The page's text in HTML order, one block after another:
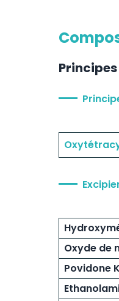
Oxyde de
Povidone